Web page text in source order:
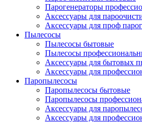
Парогенераторы
Аксессуары для
Аксессуары для проф
Пылесосы
Пылесосы бытовые
Пылесосы
Аксессуары для бытовых
Аксессуары для
Паропылесосы
Паропылесосы бытовые
Паропылесосы
Аксессуары для
Аксессуары для